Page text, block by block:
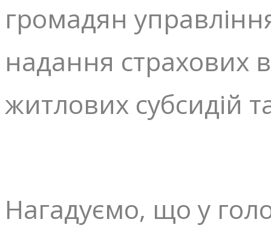
громадян
надання страхових
житлових субсидій
Нагадуємо, що у